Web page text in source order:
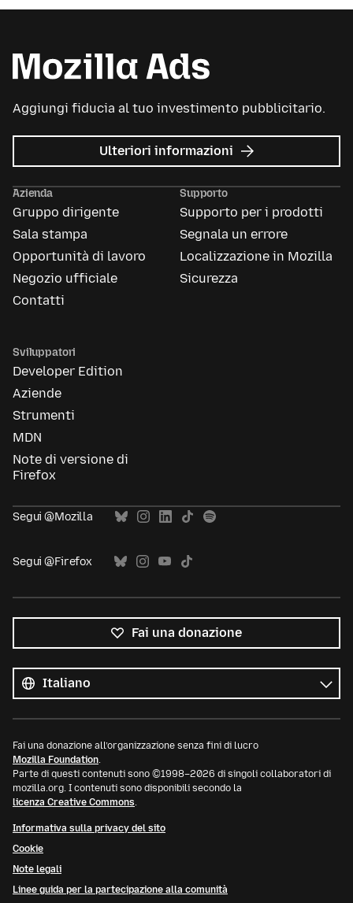
Aggiungi fiducia al tuo investimento pubblicitario.
Ulteriori informazioni su
Mozilla
Azienda
Gruppo dirigente
Sala stampa
Opportunità di lavoro
Negozio ufficiale
Contatti
Supporto
Supporto per i prodotti
Segnala un errore
Localizzazione in Mozilla
Sicurezza
Sviluppatori
Developer Edition
Aziende
Strumenti
MDN
Note di versione di
Firefox
Segui @Mozilla
Segui @Firefox
Fai una donazione
le
lingue
Lingua
Fai una donazione all’organizzazione senza fini di lucro
Mozilla Foundation.
Parte di questi contenuti sono ©1998–2026 di singoli collaboratori di
mozilla.org. I contenuti sono disponibili secondo la
licenza Creative Commons.
Informativa sulla privacy del sito
Cookie
Note legali
Linee guida per la partecipazione alla comunità